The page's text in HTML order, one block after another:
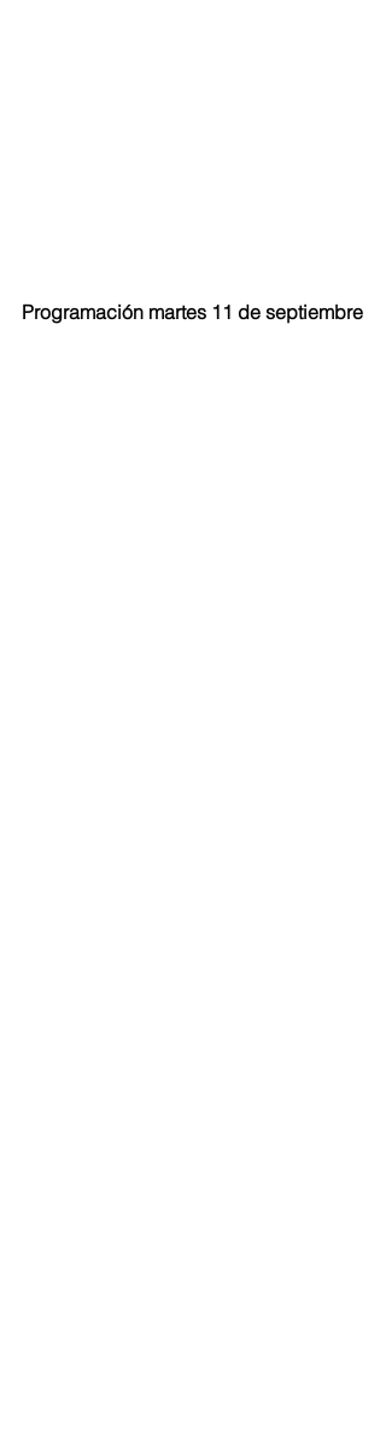
Programación martes 11 de septiembre